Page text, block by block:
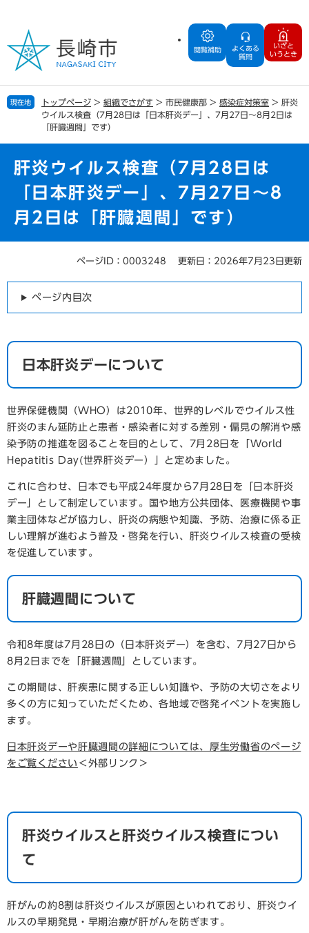
の
で
す
ー
ば
し
閲覧補助
よくある
質問
いざと
いうとき
現在地 トップページ > 組織でさがす > 市民健康部 > 感染症対策室 > 肝炎
ウイルス検査（7月28日は「日本肝炎デー」、7月27日～8月2日は
「肝臓週間」です）
肝炎ウイルス検査（7月28日は
「日本肝炎デー」、7月27日～8
月2日は「肝臓週間」です）
ページID：0003248 更新日：2026年7月23日更新
ページ内目次
日本肝炎デーについて
世界保健機関（WHO）は2010年、世界的レベルでウイルス性
肝炎のまん延防止と患者・感染者に対する差別・偏見の解消や感
染予防の推進を図ることを目的として、7月28日を「World
Hepatitis Day(世界肝炎デー）」と定めました。
これに合わせ、日本でも平成24年度から7月28日を「日本肝炎
デー」として制定しています。国や地方公共団体、医療機関や事
業主団体などが協力し、肝炎の病態や知識、予防、治療に係る正
しい理解が進むよう普及・啓発を行い、肝炎ウイルス検査の受検
を促進しています。
肝臓週間について
令和8年度は7月28日の（日本肝炎デー）を含む、7月27日から
8月2日までを「肝臓週間」としています。
この期間は、肝疾患に関する正しい知識や、予防の大切さをより
多くの方に知っていただくため、各地域で啓発イベントを実施し
ます。
日本肝炎デーや肝臓週間の詳細については、厚生労働省のページ
をご覧ください ＜外部リンク＞
肝炎ウイルスと肝炎ウイルス検査につい
て
肝がんの約8割は肝炎ウイルスが原因といわれており、肝炎ウイ
ルスの早期発見・早期治療が肝がんを防ぎます。